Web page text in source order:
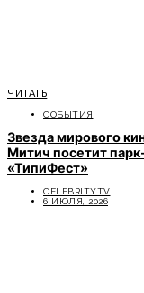
ЧИТАТЬ
СОБЫТИЯ
Звезда мирового
Митич посетит
«ТипиФест»
CELEBRITYTV
6 ИЮЛЯ, 2026